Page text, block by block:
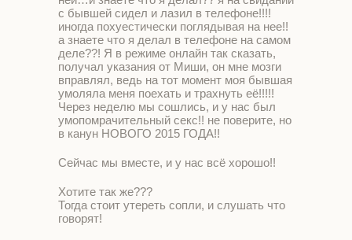
с бывшей сидел и лазил в телефоне!!!!
иногда похуестически поглядывая на нее!!
а знаете что я делал в телефоне на самом
деле??! Я в режиме онлайн так сказать,
получал указания от Миши, он мне мозги
вправлял, ведь на тот момент моя бывшая
умоляла меня поехать и трахнуть её!!!!!
Через неделю мы сошлись, и у нас был
умопомрачительный секс!! не поверите, но
в канун НОВОГО 2015 ГОДА!!
Сейчас мы вместе, и у нас всё хорошо!!
Хотите так же???
Тогда стоит утереть сопли, и слушать что
говорят!